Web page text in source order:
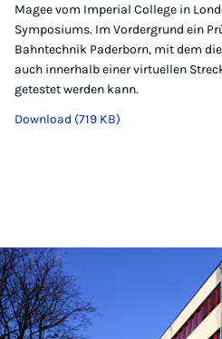
Magee vom Imperial College in
Symposiums. Im Vordergrund ein
Bahntechnik Paderborn, mit dem
auch innerhalb einer virtuellen
getestet werden kann.
Download (719 KB)